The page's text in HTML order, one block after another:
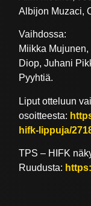
Albijon Muzaci,
Vaihdossa:
Miikka
Diop, Juhani
Pyyhtiä.
Liput otteluun
osoitteesta:
hifk-lippuja/
TPS – HIFK
Ruudusta: